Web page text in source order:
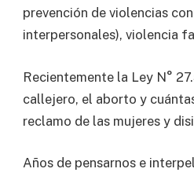
prevención de violencias
interpersonales), violencia
Recientemente la Ley N°
callejero, el aborto y
reclamo de las mujeres y
Años de pensarnos e